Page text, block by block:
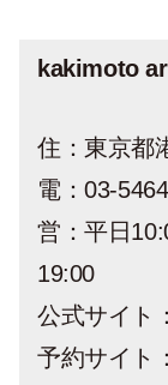
kakimoto
住：東京都
電：03-
営：平日
19:00
公式サイト：
予約サイト：